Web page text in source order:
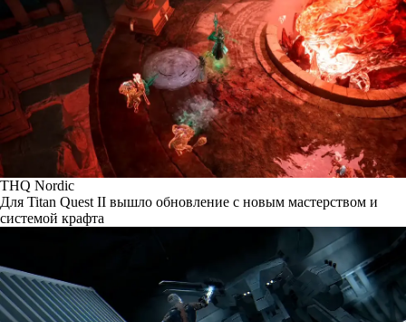
THQ Nordic
Для Titan Quest II вышло обновление с новым мастерством и
системой крафта